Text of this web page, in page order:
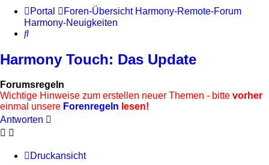
Portal Foren-Übersicht Harmony-Remote-Forum
Harmony-Neuigkeiten
Suche
Harmony Touch: Das Update
Forumsregeln
Wichtige Hinweise zum erstellen neuer Themen - bitte vorher
einmal unsere Forenregeln lesen!
Antworten
Druckansicht